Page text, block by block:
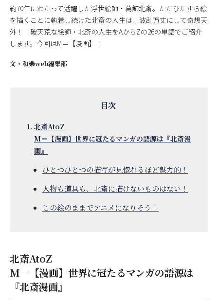
約70年にわたって活躍した浮世絵師・葛飾北斎。ただひたすら絵
を描くことに執着し続けた北斎の人生は、波乱万丈にして奇想天
外！ 破天荒な絵師・北斎の人生をAからZの26の単語でご紹介
します。今回はM＝【漫画】！
文・ 和樂web編集部
北斎AtoZ
M＝【漫画】世界に冠たるマンガの語源は『北斎漫
画』
ひとつひとつの描写が見惚れるほど魅力的！
人物も道具も、北斎に描けないものはない！
この絵のままでアニメになりそう！
北斎AtoZ
M＝【漫画】世界に冠たるマンガの語源は
『北斎漫画』